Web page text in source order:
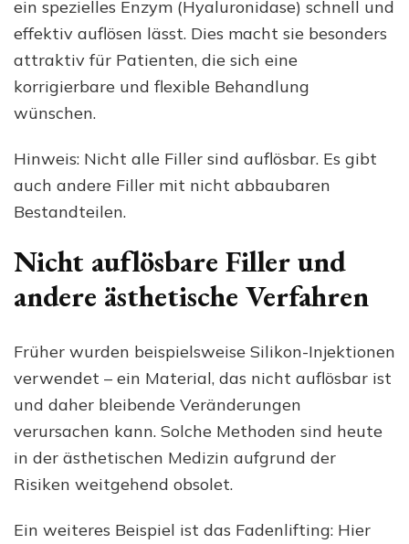
ein spezielles Enzym (Hyaluronidase) schnell und
effektiv auflösen lässt. Dies macht sie besonders
attraktiv für Patienten, die sich eine
korrigierbare und flexible Behandlung
wünschen.
Hinweis: Nicht alle Filler sind auflösbar. Es gibt
auch andere Filler mit nicht abbaubaren
Bestandteilen.
Nicht auflösbare Filler und
andere ästhetische Verfahren
Früher wurden beispielsweise Silikon-Injektionen
verwendet – ein Material, das nicht auflösbar ist
und daher bleibende Veränderungen
verursachen kann. Solche Methoden sind heute
in der ästhetischen Medizin aufgrund der
Risiken weitgehend obsolet.
Ein weiteres Beispiel ist das Fadenlifting: Hier